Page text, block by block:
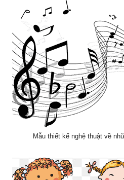
Mẫu thiết kế nghệ thuật về